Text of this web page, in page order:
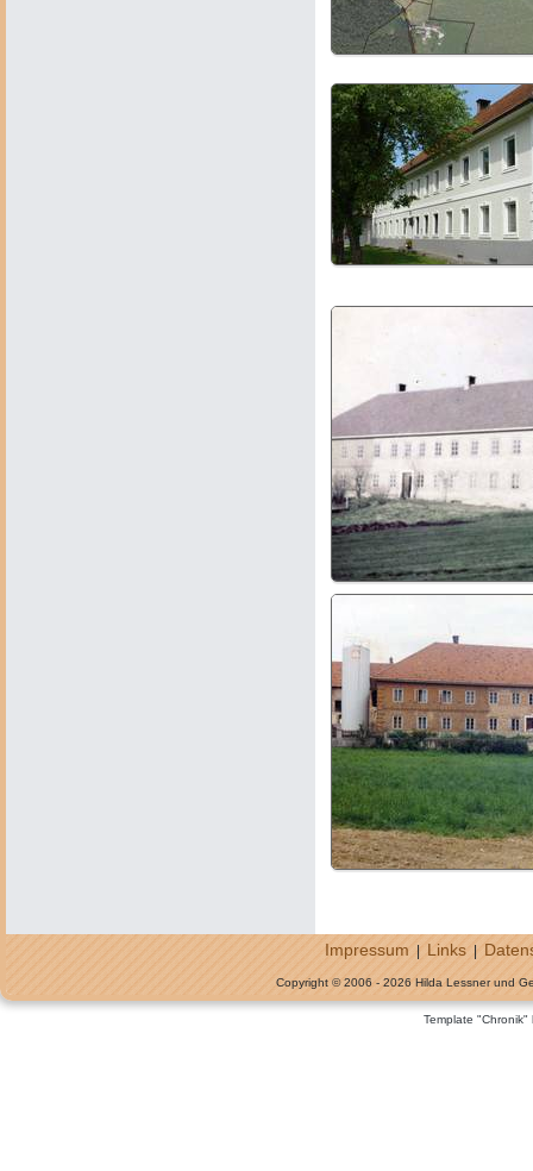
Impressum|Links|
Copyright © 2006 - 2026 Hilda Lessner und
Template